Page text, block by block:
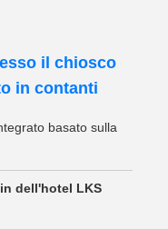
il chiosco
in contanti
basato sulla
dell'hotel LKS